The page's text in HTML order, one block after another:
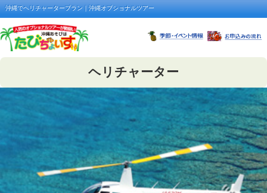
沖縄でヘリチャータープラン｜沖縄オプショナルツアー
ヘリチャーター